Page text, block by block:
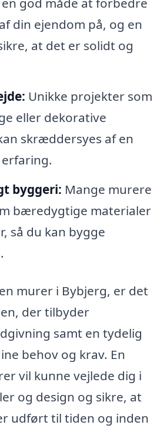
din ejendom på, og en
at det er solidt og
Unikke projekter som
eller dekorative
skræddersyes af en
byggeri: Mange murere
bæredygtige materialer
så du kan bygge
murer i Bybjerg, er det
der tilbyder
samt en tydelig
behov og krav. En
vil kunne vejlede dig i
og design og sikre, at
udført til tiden og inden